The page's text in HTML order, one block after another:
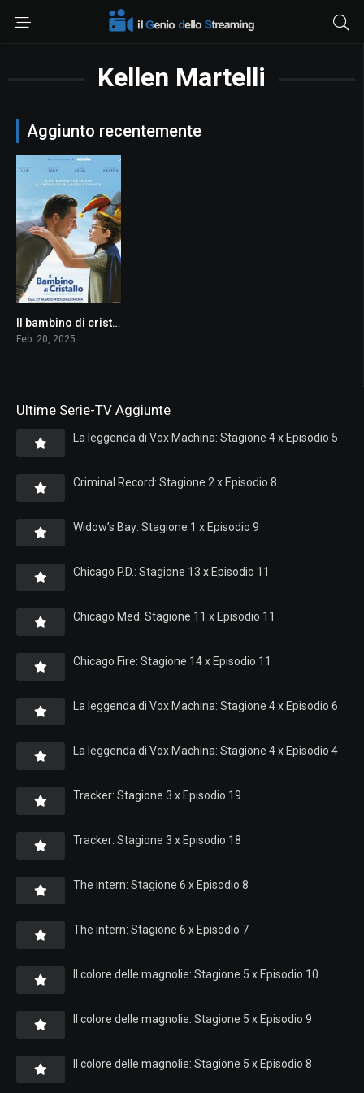
Kellen Martelli
Aggiunto recentemente
5.8Il bambino di cristallo
Feb. 20, 2025
Ultime Serie-TV Aggiunte
La leggenda di Vox Machina: Stagione 4 x Episodio 5
Criminal Record: Stagione 2 x Episodio 8
Widow’s Bay: Stagione 1 x Episodio 9
Chicago P.D.: Stagione 13 x Episodio 11
Chicago Med: Stagione 11 x Episodio 11
Chicago Fire: Stagione 14 x Episodio 11
La leggenda di Vox Machina: Stagione 4 x Episodio 6
La leggenda di Vox Machina: Stagione 4 x Episodio 4
Tracker: Stagione 3 x Episodio 19
Tracker: Stagione 3 x Episodio 18
The intern: Stagione 6 x Episodio 8
The intern: Stagione 6 x Episodio 7
Il colore delle magnolie: Stagione 5 x Episodio 10
Il colore delle magnolie: Stagione 5 x Episodio 9
Il colore delle magnolie: Stagione 5 x Episodio 8